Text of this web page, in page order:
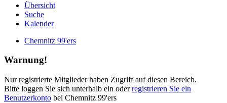
Übersicht
Suche
Kalender
Chemnitz 99'ers
Warnung!
Nur registrierte Mitglieder haben Zugriff auf diesen Bereich.
Bitte loggen Sie sich unterhalb ein oderregistrieren Sie ein
Benutzerkonto bei Chemnitz 99'ers